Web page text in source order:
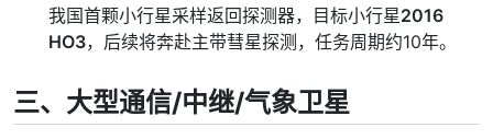
我国首颗小行星采样返回探测器，目标小行星2016
HO3，后续将奔赴主带彗星探测，任务周期约10年。
三、大型通信/中继/气象卫星